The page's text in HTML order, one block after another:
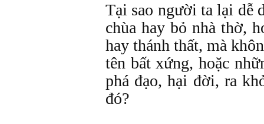
Tại sao người ta lại dễ
chùa hay bỏ nhà thờ,
hay thánh thất, mà
tên bất xứng, hoặc
phá đạo, hại đời, ra
đó?